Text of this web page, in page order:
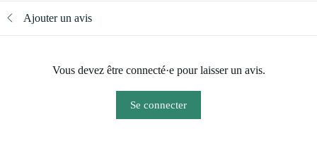
Ajouter un avis
Vous devez être connecté·e pour laisser un avis.
Se connecter